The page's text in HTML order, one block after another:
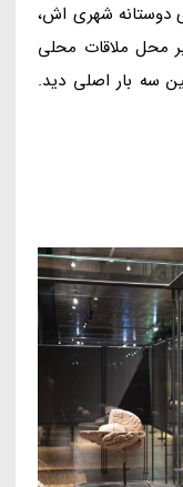
دوستانه شهری اش،
محل ملاقات محلی
سه بار اصلی دید.